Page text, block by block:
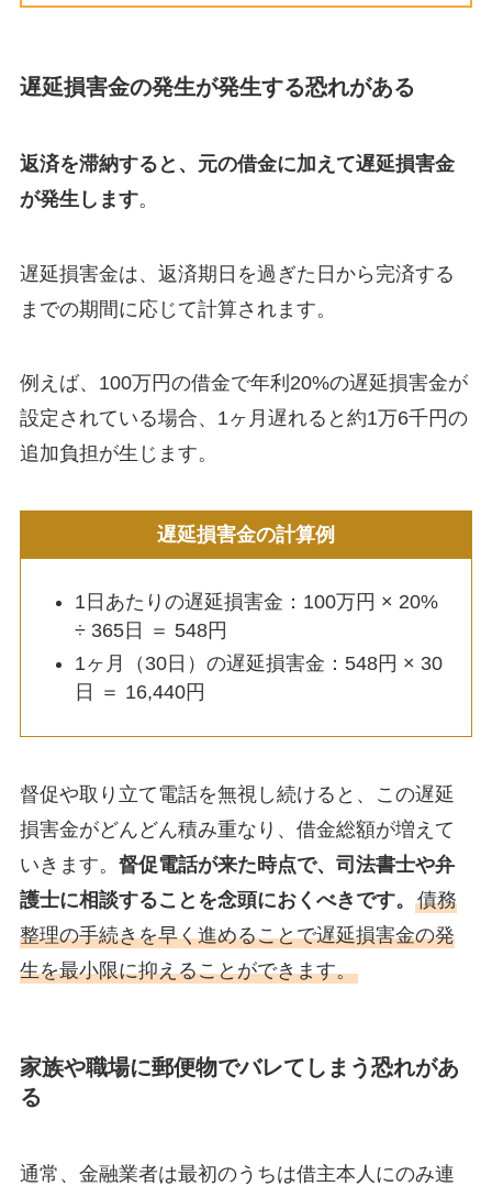
遅延損害金の発生が発生する恐れがある
返済を滞納すると、元の借金に加えて遅延損害金
が発生します。
遅延損害金は、返済期日を過ぎた日から完済する
までの期間に応じて計算されます。
例えば、100万円の借金で年利20%の遅延損害金が
設定されている場合、1ヶ月遅れると約1万6千円の
追加負担が生じます。
遅延損害金の計算例
1日あたりの遅延損害金：100万円 × 20%
÷ 365日 ＝ 548円
1ヶ月（30日）の遅延損害金：548円 × 30
日 ＝ 16,440円
督促や取り立て電話を無視し続けると、この遅延
損害金がどんどん積み重なり、借金総額が増えて
いきます。 督促電話が来た時点で、司法書士や弁
護士に相談することを念頭におくべきです。 債務
整理の手続きを早く進めることで遅延損害金の発
生を最小限に抑えることができます。
家族や職場に郵便物でバレてしまう恐れがあ
る
通常、金融業者は最初のうちは借主本人にのみ連